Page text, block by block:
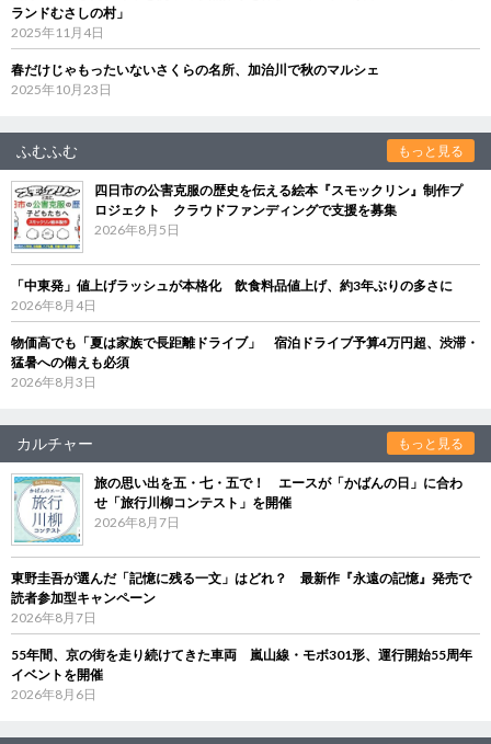
ランドむさしの村」
2025年11月4日
春だけじゃもったいないさくらの名所、加治川で秋のマルシェ
2025年10月23日
ふむふむ もっと見る
四日市の公害克服の歴史を伝える絵本『スモックリン』制作プ
ロジェクト クラウドファンディングで支援を募集
2026年8月5日
「中東発」値上げラッシュが本格化 飲食料品値上げ、約3年ぶりの多さに
2026年8月4日
物価高でも「夏は家族で長距離ドライブ」 宿泊ドライブ予算4万円超、渋滞・
猛暑への備えも必須
2026年8月3日
カルチャー もっと見る
旅の思い出を五・七・五で！ エースが「かばんの日」に合わ
せ「旅行川柳コンテスト」を開催
2026年8月7日
東野圭吾が選んだ「記憶に残る一文」はどれ？ 最新作『永遠の記憶』発売で
読者参加型キャンペーン
2026年8月7日
55年間、京の街を走り続けてきた車両 嵐山線・モボ301形、運行開始55周年
イベントを開催
2026年8月6日